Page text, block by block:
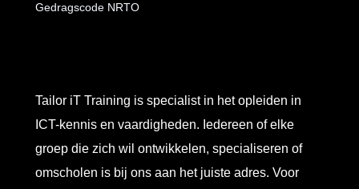
Tailor iT Training is specialist in het opleiden in
ICT-kennis en vaardigheden. Iedereen of elke
groep die zich wil ontwikkelen, specialiseren of
omscholen is bij ons aan het juiste adres. Voor
Gedragscode NRTO